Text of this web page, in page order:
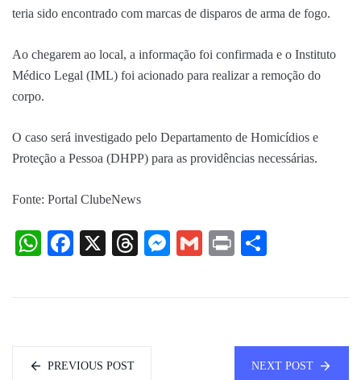
teria sido encontrado com marcas de disparos de arma de fogo.
Ao chegarem ao local, a informação foi confirmada e o Instituto
Médico Legal (IML) foi acionado para realizar a remoção do
corpo.
O caso será investigado pelo Departamento de Homicídios e
Proteção a Pessoa (DHPP) para as providências necessárias.
Fonte: Portal ClubeNews
WhatsApp
Facebook
X Threads
Messenger
Gmail
Print
PREVIOUS POST NEXT POST